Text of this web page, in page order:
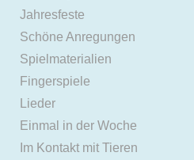
Jahresfeste
Schöne Anregungen
Spielmaterialien
Fingerspiele
Lieder
Einmal in der Woche
Im Kontakt mit Tieren